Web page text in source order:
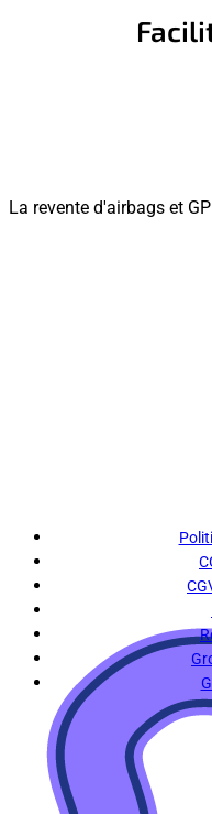
La revente d'airbags et